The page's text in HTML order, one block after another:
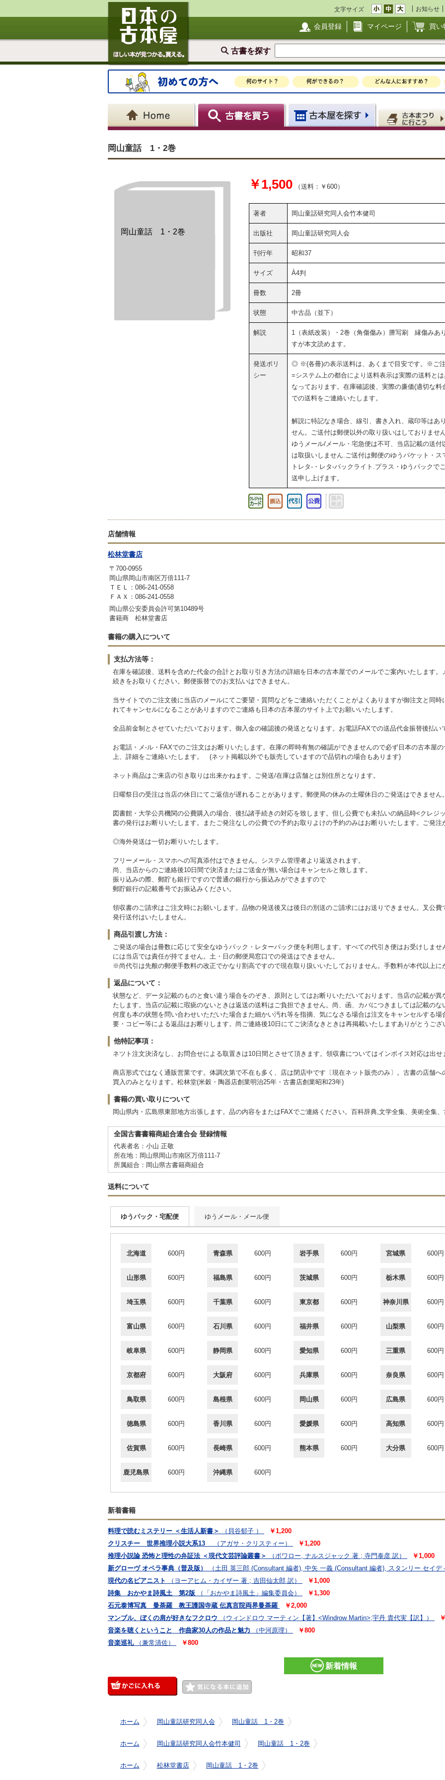
文字サイズ お知らせ
会員登録 マイページ 買い
古書を探す
岡山童話 1・2巻
岡山童話 1・2巻
￥1,500 （送料：￥600）
著者 岡山童話研究同人会竹本健司
出版社 岡山童話研究同人会
刊行年 昭和37
サイズ À4判
冊数 2冊
状態 中古品（並下）
解説
1（表紙改装）・2巻（角傷傷み）謄写刷 縁傷みあ
すが本文読めます。
発送ポリ
シー
◎ ※(各冊)の表示送料は、あくまで目安です。※ご
=システム上の都合により送料表示は実際の送料と
なっております。在庫確認後、実際の廉価(適切な料
での送料をご連絡いたします。
解説に特記なき場合、線引、書き入れ、蔵印等はあ
せん。ご送付は郵便以外の取り扱いはしておりませ
ゆうメール/メール・宅急便は不可、当店記載の送付
は取扱いしません.ご送付は郵便のゆうパケット・ス
トレタ-・レタ-パックライト.プラス・ゆうパックで
送申し上げます。
店舗情報
松林堂書店
〒700-0955
岡山県岡山市南区万倍111-7
ＴＥＬ：086-241-0558
ＦＡＸ：086-241-0558
岡山県公安委員会許可第10489号
書籍商 松林堂書店
書籍の購入について
支払方法等：
在庫を確認後、送料を含めた代金の合計とお取り引き方法の詳細を日本の古本屋でのメールでご案内いたします
続きをお取りください。郵便振替でのお支払いはできません。
当サイトでのご注文後に当店のメールにてご要望・質問などをご連絡いただくことがよくありますが御注文と同
れてキャンセルになることがありますのでご連絡も日本の古本屋のサイト上でお願いいたします。
全品前金制とさせていただいております。御入金の確認後の発送となります。お電話FAXでの送品代金振替後払
お電話・メ-ル・FAXでのご注文はお断りいたします。在庫の即時有無の確認ができませんので必ず日本の古本屋
上、詳細をご連絡いたします。 (ネット掲載以外でも販売していますので品切れの場合もあります)
ネット商品はご来店の引き取りは出来かねます。ご発送/在庫は店舗とは別住所となります。
日曜祭日の受注は当店の休日にてご返信が遅れることがあります。郵便局の休みの土曜休日のご発送はできません
図書館・大学公共機関の公費購入の場合、後払諸手続きの対応を致します。但し公費でも未払いの納品時<クレジ
書の発行はお断りいたします。またご発注なしの公費での予約お取りよけの予約のみはお断りいたします。ご発
◎海外発送は一切お断りいたします。
フリーメール・スマホへの写真添付はできません。システム管理者より返送されます。
尚、当店からのご連絡後10日間で決済またはご送金が無い場合はキャンセルと致します。
振り込みの際、郵貯も銀行ですので普通の銀行から振込みができますので
郵貯銀行の記載番号でお振込みください。
領収書のご請求はご注文時にお願いします。品物の発送後又は後日の別送のご請求にはお送りできません。叉公
発行送付はいたしません。
商品引渡し方法：
ご発送の場合は冊数に応じて安全なゆうパック・レターパック便を利用します。すべての代引き便はお受けしま
には当店では責任が持てません。土・日の郵便局窓口での発送はできません。
※尚代引は先般の郵便手数料の改正でかなり割高ですので現在取り扱いいたしておりません。手数料が本代以上に
返品について：
状態など、データ記載のものと食い違う場合をのぞき、原則としてはお断りいただいております。当店の記載が
たします。当店の記載に瑕疵のないときは返送の送料はご負担できません。尚、函、カバにつきましては記載の
何度も本の状態を問い合わせいただいた場合また細かい汚れ等を指摘、気になさる場合は注文をキャンセルする
要・コピー等による返品はお断りします。尚ご連絡後10日にてご決済なきときは再掲載いたしますありがとうござ
他特記事項：
ネツト注文決済なし、お問合せによる取置きは10日間とさせて頂きます。領収書についてはインボイス対応は出
商店形式ではなく通販営業です。体調次第で不在も多く、店は閉店中です〔現在ネット販売のみ〕。古書の店舗
買入のみとなります。松林堂(米穀・陶器店創業明治25年・古書店創業昭和23年)
書籍の買い取りについて
岡山県内・広島県東部地方出張します。品の内容をまたはFAXでご連絡ください。百科辞典,文学全集、美術全集
全国古書書籍商組合連合会 登録情報
代表者名：小山 正敬
所在地：岡山県岡山市南区万倍111-7
所属組合：岡山県古書籍商組合
送料について
ゆうパック・宅配便 ゆうメール・メール便
北海道 600円 青森県 600円 岩手県 600円 宮城県 600円
山形県 600円 福島県 600円 茨城県 600円 栃木県 600円
埼玉県 600円 千葉県 600円 東京都 600円 神奈川県 600円
富山県 600円 石川県 600円 福井県 600円 山梨県 600円
岐阜県 600円 静岡県 600円 愛知県 600円 三重県 600円
京都府 600円 大阪府 600円 兵庫県 600円 奈良県 600円
鳥取県 600円 島根県 600円 岡山県 600円 広島県 600円
徳島県 600円 香川県 600円 愛媛県 600円 高知県 600円
佐賀県 600円 長崎県 600円 熊本県 600円 大分県 600円
鹿児島県 600円 沖縄県 600円
新着書籍
料理で読むミステリー ＜生活人新書＞ （貝谷郁子 ）
￥1,200
クリスチー 世界推理小説大系13
（アガサ・クリスティー）
￥1,200
推理小説論 恐怖と理性の弁証法 ＜現代文芸評論叢書＞
（ボワロー, ナルスジャック 著 ; 寺門泰彦 訳）
￥1,000
新グローヴ オペラ事典（普及版）
（土田 英三郎 (Consultant 編者), 中矢 一義 (Consultant 編者), スタンリー セイデ
現代の名ピアニスト
（ヨーアヒム・カイザー 著 ; 吉田仙太郎 訳）
￥1,000
詩集 おかやま詩風土 第2版
（「おかやま詩風土」編集委員会）
￥1,300
石元泰博写真 曼荼羅 教王護国寺蔵 伝真言院両界曼荼羅
￥2,000
マンブル、ぼくの肩が好きなフクロウ
（ウィンドロウ マーティン【著】<Windrow Martin>;宇丹 貴代実【訳】）
音楽を聴くということ 作曲家30人の作品と魅力
（中河原理）
￥800
音楽巡礼
（兼常清佐） ￥800
新着情報
ホーム 岡山童話研究同人会 岡山童話 1・2巻
ホーム 岡山童話研究同人会竹本健司 岡山童話 1・2巻
ホーム 松林堂書店 岡山童話 1・2巻